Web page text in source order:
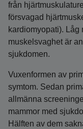
från
försvagad
kardiomyopati).
muskelsvaghet är
sjukdomen.
Vuxenformen av
symtom. Sedan
allmänna
mammor med
Hälften av dem